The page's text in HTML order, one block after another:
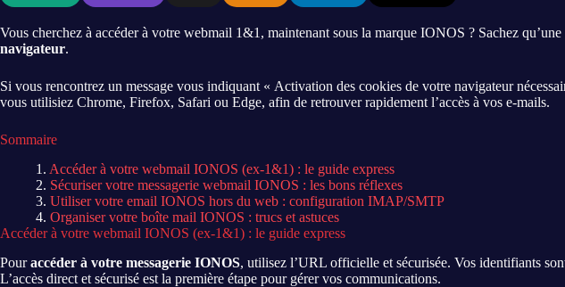
Vous cherchez à accéder à votre webmail 1&1, maintenant sous la marque IONOS ? Sachez
navigateur.
Si vous rencontrez un message vous indiquant « Activation des cookies de votre navigateur
vous utilisiez Chrome, Firefox, Safari ou Edge, afin de retrouver rapidement l’accès à vos e-mails.
Sommaire
Accéder à votre webmail IONOS (ex-1&1) : le guide express
Sécuriser votre messagerie webmail IONOS : les bons réflexes
Utiliser votre email IONOS hors du web : configuration IMAP/SMTP
Organiser votre boîte mail IONOS : trucs et astuces
Accéder à votre webmail IONOS (ex-1&1) : le guide express
Pouraccéder à votre messagerie IONOS, utilisez l’URL officielle et sécurisée. Vos identifiants
L’accès direct et sécurisé est la première étape pour gérer vos communications.